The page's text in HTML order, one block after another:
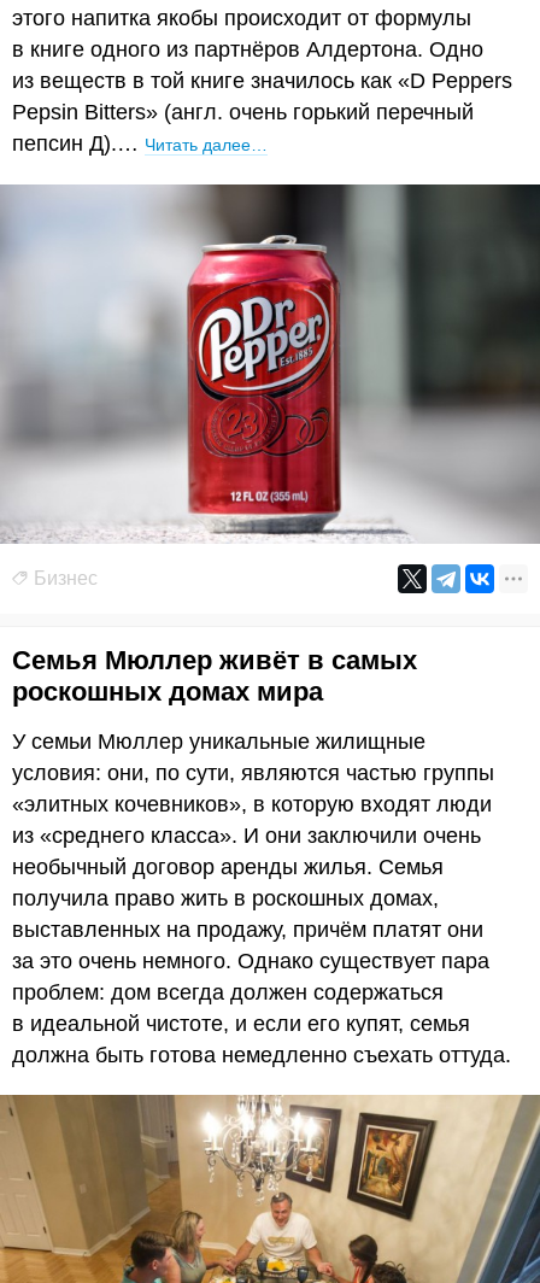
этого напитка якобы происходит от формулы
в книге одного из партнёров Алдертона. Одно
из веществ в той книге значилось как «D Peppers
Pepsin Bitters» (англ. очень горький перечный
пепсин Д).… Читать далее…
Бизнес
Семья Мюллер живёт в самых
роскошных домах мира
У семьи Мюллер уникальные жилищные
условия: они, по сути, являются частью группы
«элитных кочевников», в которую входят люди
из «среднего класса». И они заключили очень
необычный договор аренды жилья. Семья
получила право жить в роскошных домах,
выставленных на продажу, причём платят они
за это очень немного. Однако существует пара
проблем: дом всегда должен содержаться
в идеальной чистоте, и если его купят, семья
должна быть готова немедленно съехать оттуда.